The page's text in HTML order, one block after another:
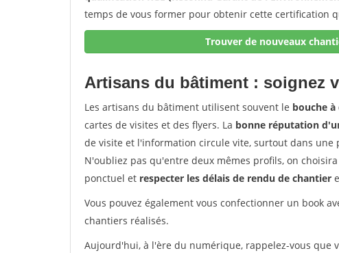
temps de vous former pour obtenir cette certification
Trouver de nouveaux
Artisans du bâtiment : soignez
Les artisans du bâtiment utilisent souvent le bouche
cartes de visites et des flyers. La bonne réputation
de visite et l'information circule vite, surtout dans
N'oubliez pas qu'entre deux mêmes profils, on
ponctuel et respecter les délais de rendu de chantier
Vous pouvez également vous confectionner un book
chantiers réalisés.
Aujourd'hui, à l'ère du numérique, rappelez-vous